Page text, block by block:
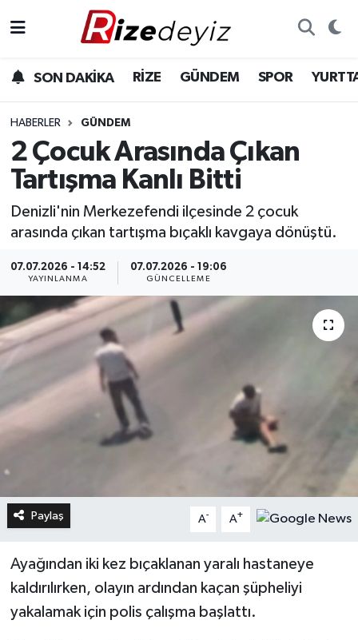
SON DAKİKA RİZE GÜNDEM SPOR
HABERLER GÜNDEM
2 Çocuk Arasında Çıkan
Tartışma Kanlı Bitti
Denizli'nin Merkezefendi ilçesinde 2 çocuk
arasında çıkan tartışma bıçaklı kavgaya dönüştü.
07.07.2026 - 14:52
YAYINLANMA
07.07.2026 - 19:06
GÜNCELLEME
Paylaş A- A+
Ayağından iki kez bıçaklanan yaralı hastaneye
kaldırılırken, olayın ardından kaçan şüpheliyi
yakalamak için polis çalışma başlattı.
Gündem
Yurttan Haberler
Ekonomi
Teknoloji
Sağlık
Rize Hava Durumu
Rize Trafik Yoğunluk Haritası
Süper Lig Puan Durumu ve Fikstür
Tüm Manşetler
Son Dakika Haberleri
Haber Arşivi